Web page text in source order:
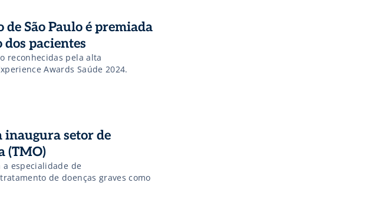
de São Paulo é premiada
pacientes
reconhecidas pela alta
Awards Saúde 2024.
inaugura setor de
(TMO)
especialidade de
de doenças graves como